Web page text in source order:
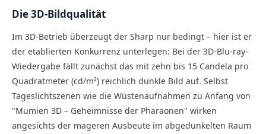
Die 3D-Bildqualität
Im 3D-Betrieb überzeugt der Sharp nur bedingt – hier ist er
der etablierten Konkurrenz unterlegen: Bei der 3D-Blu-ray-
Wiedergabe fällt zunächst das mit zehn bis 15 Candela pro
Quadratmeter (cd/m²) reichlich dunkle Bild auf. Selbst
Tageslichtszenen wie die Wüstenaufnahmen zu Anfang von
"Mumien 3D – Geheimnisse der Pharaonen" wirken
angesichts der mageren Ausbeute im abgedunkelten Raum